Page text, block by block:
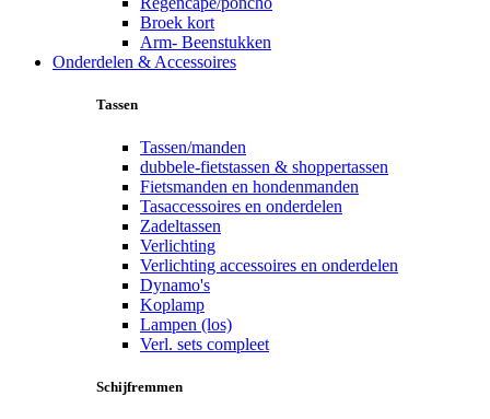
Broek kort
Arm- Beenstukken
Onderdelen & Accessoires
Tassen
Tassen/manden
dubbele-fietstassen & shoppertassen
Fietsmanden en hondenmanden
Tasaccessoires en onderdelen
Zadeltassen
Verlichting
Verlichting accessoires en onderdelen
Dynamo's
Koplamp
Lampen (los)
Verl. sets compleet
Schijfremmen